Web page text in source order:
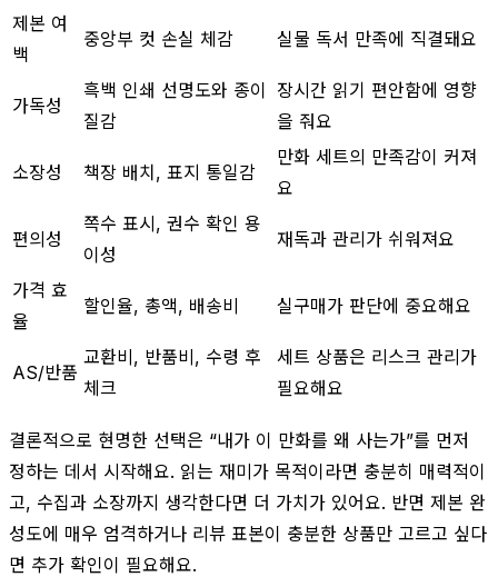
제본 여
백
중앙부 컷 손실 체감 실물 독서 만족에 직결돼요
가독성
흑백 인쇄 선명도와 종이
질감
장시간 읽기 편안함에 영향
을 줘요
소장성 책장 배치, 표지 통일감
만화 세트의 만족감이 커져
요
편의성
쪽수 표시, 권수 확인 용
이성
재독과 관리가 쉬워져요
가격 효
율
할인율, 총액, 배송비 실구매가 판단에 중요해요
AS/반품
교환비, 반품비, 수령 후
체크
세트 상품은 리스크 관리가
필요해요
결론적으로 현명한 선택은 “내가 이 만화를 왜 사는가”를 먼저
정하는 데서 시작해요. 읽는 재미가 목적이라면 충분히 매력적이
고, 수집과 소장까지 생각한다면 더 가치가 있어요. 반면 제본 완
성도에 매우 엄격하거나 리뷰 표본이 충분한 상품만 고르고 싶다
면 추가 확인이 필요해요.